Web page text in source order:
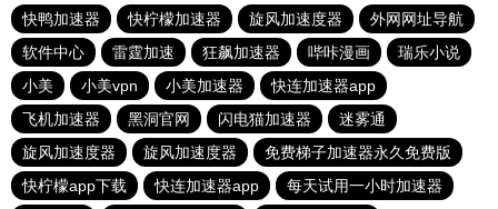
快鸭加速器
快柠檬加速器 旋风加速度器
外网网址导航
软件中心
雷霆加速 狂飙加速器 哔咔漫画
瑞乐小说
小美
小美vpn 小美加速器
快连加速器app
飞机加速器
黑洞官网 闪电猫加速器
迷雾通
旋风加速度器
旋风加速度器
免费梯子加速器永久免费版
快柠檬app下载
快连加速器app
每天试用一小时加速器